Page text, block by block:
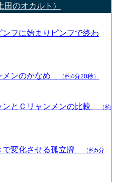
田のオカルト）
ンフに始まりピンフで終わ
メンのかなめ （約4分20秒）
ンとＣリャンメンの比較
（約
で変化させる孤立牌
（約5分